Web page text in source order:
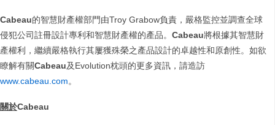
Cabeau的智慧財產權部門由Troy Grabow負責，嚴格監控並調查全球
侵犯公司註冊設計專利和智慧財產權的產品。 Cabeau將根據其智慧財
產權利，繼續嚴格執行其屢獲殊榮之產品設計的卓越性和原創性。如欲
瞭解有關Cabeau及Evolution枕頭的更多資訊，請造訪
www.cabeau.com。
關於Cabeau